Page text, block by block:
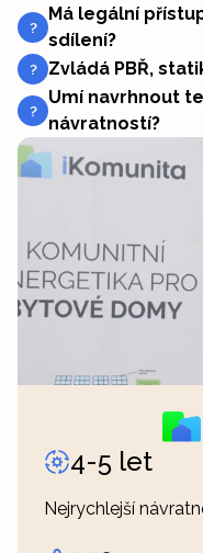
?
Má legální
sdílení?
? Zvládá PBŘ,
?
Umí navrhnout
návratností?
4-5 let
Nejrychlejší